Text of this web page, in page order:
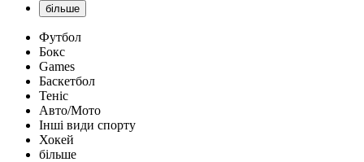
більше
Футбол
Бокс
Games
Баскетбол
Теніс
Авто/Мото
Інші види спорту
Хокей
більше